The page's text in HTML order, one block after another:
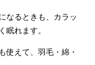
なるときも、カラッ
眠れます。
使えて、羽毛・綿・